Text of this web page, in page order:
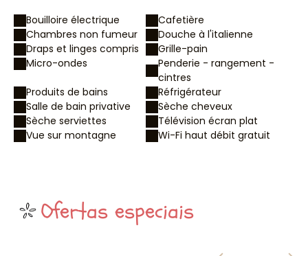
Bouilloire électrique
Cafetière
Chambres non fumeur
Douche à l'italienne
Draps et linges compris
Grille-pain
Micro-ondes
Penderie - rangement -
cintres
Produits de bains
Réfrigérateur
Salle de bain privative
Sèche cheveux
Sèche serviettes
Télévision écran plat
Vue sur montagne
Wi-Fi haut débit gratuit
Ofertas especiais